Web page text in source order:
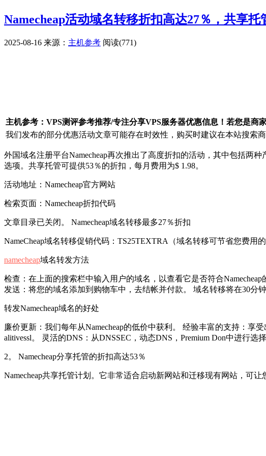
Namecheap活动域名转移折扣高达27％，共享
2025-08-16 来源： 主机参考 阅读(771)
主机参考：VPS测评参考推荐/专注分享VPS服务器优惠信息！若您是商
我们发布的部分优惠活动文章可能存在时效性，购买时建议在本站搜索
外国域名注册平台Namecheap再次推出了高度折扣的活动，其中包括两
选项。共享托管可提供53％的折扣，每月费用为$ 1.98。
活动地址：Namecheap官方网站
检索页面：Namecheap折扣代码
文章目录已关闭。 Namecheap域名转移最多27％折扣
NameCheap域名转移促销代码：TS25TEXTRA（域名转移可节省您费用的
namecheap域名转发方法
检查：在上面的搜索栏中输入用户的域名，以查看它是否符合
发送：将您的域名添加到购物车中，去结帐并付款。 域名转移将在30分
转发Namecheap域名的好处
廉价更新：我们每年从Namecheap的低价中获利。 经验丰富的支持：享
alitivessl。 灵活的DNS：从DNSSEC，动态DNS，Premium Don中进行选
2。 Namecheap分享托管的折扣高达53％
Namecheap共享托管计划。它非常适合启动新网站和迁移现有网站，可让